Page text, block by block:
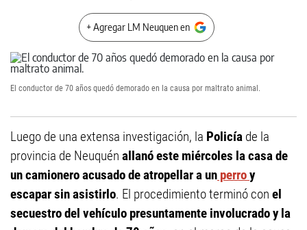
+ Agregar LM Neuquen en
El conductor de 70 años quedó demorado en la causa por maltrato animal.
Luego de una extensa investigación, la Policía de la
provincia de Neuquén allanó este miércoles la casa de
un camionero acusado de atropellar a un perroy
escapar sin asistirlo. El procedimiento terminó con el
secuestro del vehículo presuntamente involucrado y la